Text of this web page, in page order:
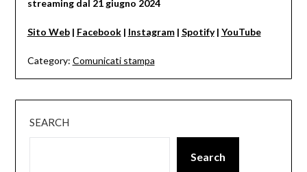
streaming dal 21 giugno 2024
Sito Web| Facebook| Instagram| Spotify| YouTube
Category: Comunicati stampa
SEARCH
Search